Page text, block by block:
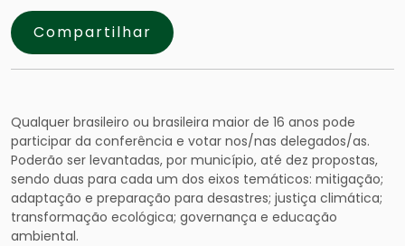
Compartilhar
Qualquer brasileiro ou brasileira maior de 16 anos pode
participar da conferência e votar nos/nas delegados/as.
Poderão ser levantadas, por município, até dez propostas,
sendo duas para cada um dos eixos temáticos: mitigação;
adaptação e preparação para desastres; justiça climática;
transformação ecológica; governança e educação
ambiental.